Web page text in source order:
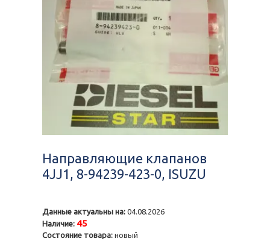
Направляющие клапанов
4JJ1, 8-94239-423-0, ISUZU
Данные актуальны на: 04.08.2026
Наличие: 45
Состояние товара: новый